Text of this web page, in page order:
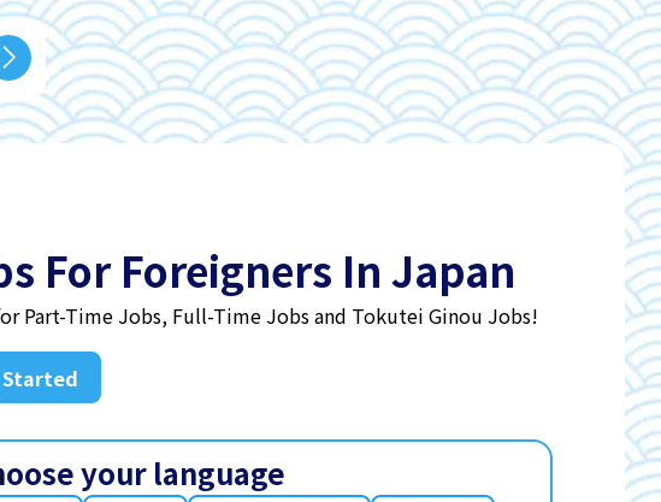
For Foreigners In Japan
Part-Time Jobs, Full-Time Jobs and Tokutei Ginou Jobs!
Started
your language